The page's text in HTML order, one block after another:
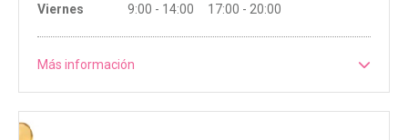
Viernes
9:00 - 14:00 17:00 - 20:00
Más información